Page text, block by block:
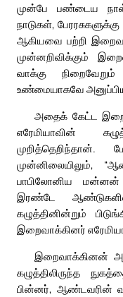
முன்பே பண்டைய
நாடுகள்,
ஆகியவை பற்றி
முன்னறிவிக்கும்
வாக்கு
உண்மையாகவே
அதைக் கேட்ட
எரேமியாவின்
முன்னிலையிலும்,
பாபிலோனிய மன்னன்
இரண்டே
கழுத்தினின்றும்
இறைவாக்கினர்
இறைவாக்கினன்
கழுத்திலிருந்த
பின்னர், ஆண்டவரின்